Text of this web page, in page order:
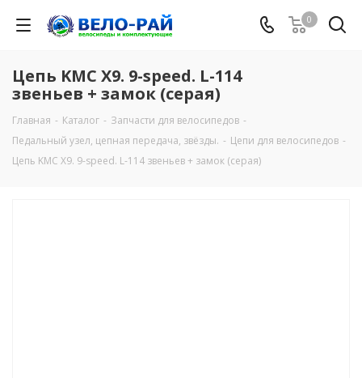
0
Цепь KMC X9. 9-speed. L-114
звеньев + замок (серая)
Главная - Каталог - Запчасти для велосипедов -
Педальный узел, цепная передача, звёзды. - Цепи для велосипедов -
Цепь KMC X9. 9-speed. L-114 звеньев + замок (серая)